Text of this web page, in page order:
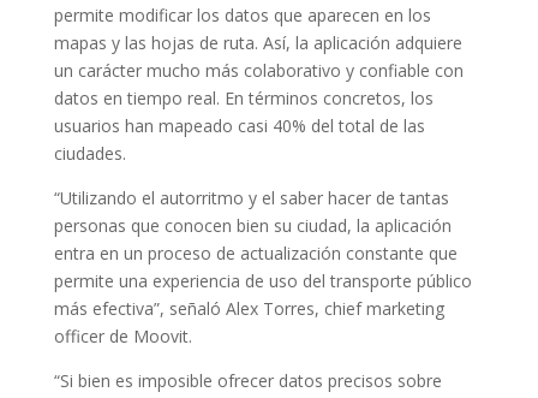
permite modificar los datos que aparecen en los
mapas y las hojas de ruta. Así, la aplicación adquiere
un carácter mucho más colaborativo y confiable con
datos en tiempo real. En términos concretos, los
usuarios han mapeado casi 40% del total de las
ciudades.
“Utilizando el autorritmo y el saber hacer de tantas
personas que conocen bien su ciudad, la aplicación
entra en un proceso de actualización constante que
permite una experiencia de uso del transporte público
más efectiva”, señaló Alex Torres, chief marketing
officer de Moovit.
“Si bien es imposible ofrecer datos precisos sobre